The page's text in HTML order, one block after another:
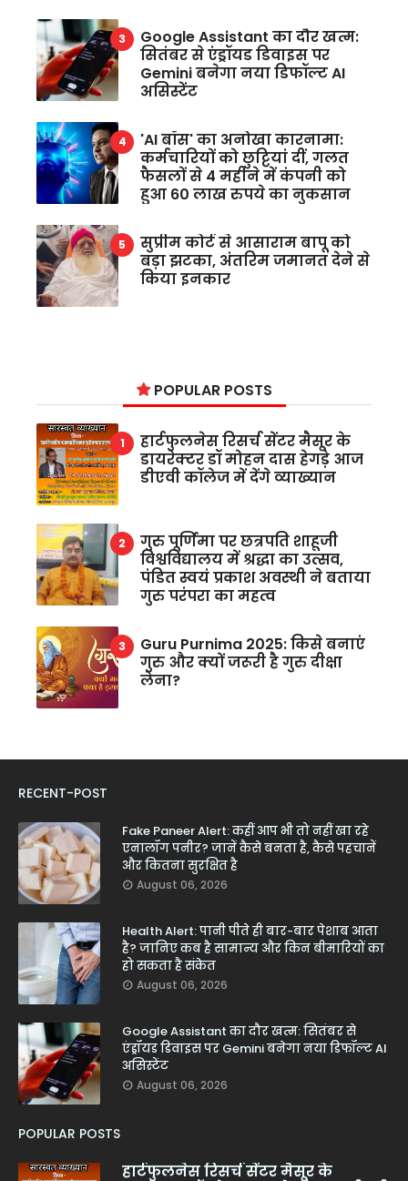
Google Assistant का दौर खत्म:
सितंबर से एंड्रॉयड डिवाइस पर
Gemini बनेगा नया डिफॉल्ट AI
असिस्टेंट
'AI बॉस' का अनोखा कारनामा:
कर्मचारियों को छुट्टियां दीं, गलत
फैसलों से 4 महीने में कंपनी को
हुआ 60 लाख रुपये का नुकसान
सुप्रीम कोर्ट से आसाराम बापू को
बड़ा झटका, अंतरिम जमानत देने से
किया इनकार
POPULAR POSTS
हार्टफुलनेस रिसर्च सेंटर मैसूर के
डायरेक्टर डॉ मोहन दास हेगड़े आज
डीएवी कॉलेज में देंगे व्याख्यान
गुरु पूर्णिमा पर छत्रपति शाहूजी
विश्वविद्यालय में श्रद्धा का उत्सव,
पंडित स्वयं प्रकाश अवस्थी ने बताया
गुरु परंपरा का महत्व
Guru Purnima 2025: किसे बनाएं
गुरु और क्यों जरूरी है गुरु दीक्षा
लेना?
RECENT-POST
Fake Paneer Alert: कहीं आप भी तो नहीं खा रहे
एनालॉग पनीर? जानें कैसे बनता है, कैसे पहचानें
और कितना सुरक्षित है
August 06, 2026
Health Alert: पानी पीते ही बार-बार पेशाब आता
है? जानिए कब है सामान्य और किन बीमारियों का
हो सकता है संकेत
August 06, 2026
Google Assistant का दौर खत्म: सितंबर से
एंड्रॉयड डिवाइस पर Gemini बनेगा नया डिफॉल्ट AI
असिस्टेंट
August 06, 2026
POPULAR POSTS
हार्टफुलनेस रिसर्च सेंटर मैसूर के